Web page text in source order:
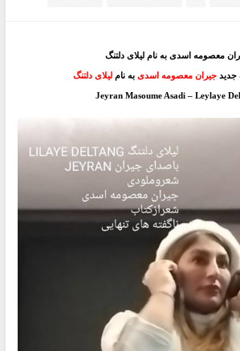
معصومه اسدی به نام لیلای دلتنگ
جدیدجیران معصومه اسدیبه نام لیلای دلتنگ
Jeyran Masoume Asadi – Leylaye